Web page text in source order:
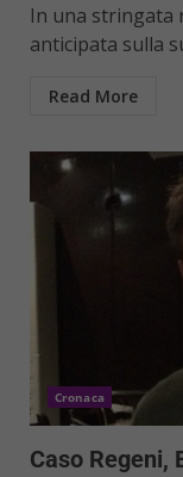
In una stringata
anticipata sulla
Read More
Cronaca
Caso